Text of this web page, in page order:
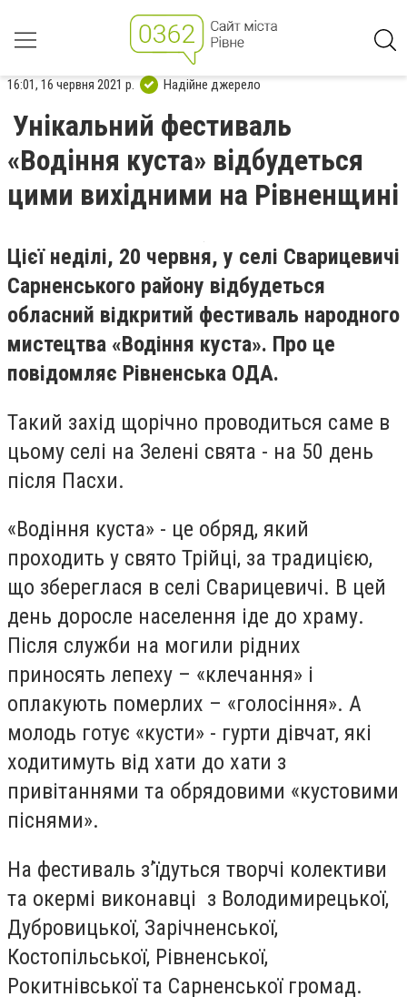
16:01, 16 червня 2021 р. Надійне джерело
Унікальний фестиваль
«Водіння куста» відбудеться
цими вихідними на Рівненщині
Цієї неділі, 20 червня, у селі Сварицевичі
Сарненського району відбудеться
обласний відкритий фестиваль народного
мистецтва «Водіння куста». Про це
повідомляє Рівненська ОДА.
Такий захід щорічно проводиться саме в
цьому селі на Зелені свята - на 50 день
після Пасхи.
«Водіння куста» - це обряд, який
проходить у свято Трійці, за традицією,
що збереглася в селі Сварицевичі. В цей
день доросле населення іде до храму.
Після служби на могили рідних
приносять лепеху – «клечання» і
оплакують померлих – «голосіння». А
молодь готує «кусти» - гурти дівчат, які
ходитимуть від хати до хати з
привітаннями та обрядовими «кустовими
піснями».
На фестиваль з’їдуться творчі колективи
та окермі виконавці з Володимирецької,
Дубровицької, Зарічненської,
Костопільської, Рівненської,
Рокитнівської та Сарненської громад.